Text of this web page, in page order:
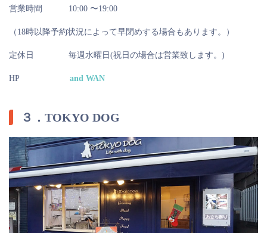
営業時間 10:00 〜19:00
（18時以降予約状況によって早閉めする場合もあります。）
定休日 毎週水曜日(祝日の場合は営業致します。)
HP and WAN
３．TOKYO DOG